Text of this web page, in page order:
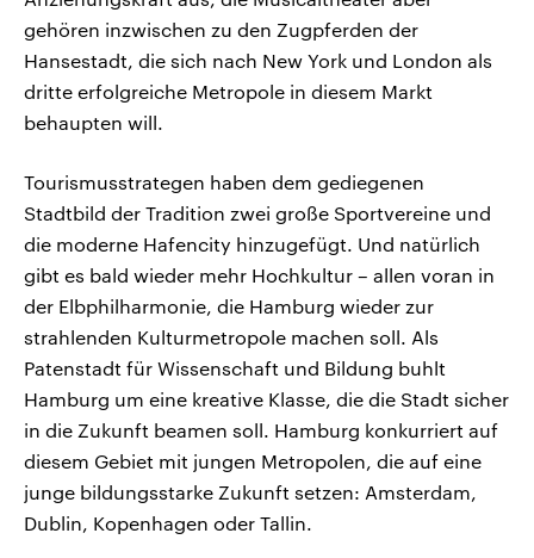
gehören inzwischen zu den Zugpferden der
Hansestadt, die sich nach New York und London als
dritte erfolgreiche Metropole in diesem Markt
behaupten will.
Tourismusstrategen haben dem gediegenen
Stadtbild der Tradition zwei große Sportvereine und
die moderne Hafencity hinzugefügt. Und natürlich
gibt es bald wieder mehr Hochkultur – allen voran in
der Elbphilharmonie, die Hamburg wieder zur
strahlenden Kulturmetropole machen soll. Als
Patenstadt für Wissenschaft und Bildung buhlt
Hamburg um eine kreative Klasse, die die Stadt sicher
in die Zukunft beamen soll. Hamburg konkurriert auf
diesem Gebiet mit jungen Metropolen, die auf eine
junge bildungsstarke Zukunft setzen: Amsterdam,
Dublin, Kopenhagen oder Tallin.